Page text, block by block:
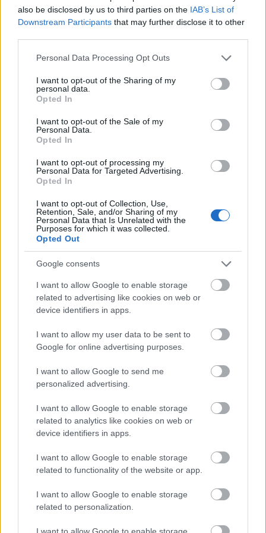
also be disclosed by us to third parties on the IAB’s List of
Downstream Participants that may further disclose it to other
Please note that this website/app uses one or more Google
not limited to your visit or usage behaviour. You may click to
grant or deny consent to Google and its third-party tags to
use your data for below specified purposes in below Google
consent section.
Personal Data Processing Opt Outs
I want to opt-out of the Sharing of my
personal data.
Opted In
I want to opt-out of the Sale of my
Personal Data.
Opted In
I want to opt-out of processing my
Personal Data for Targeted Advertising.
Opted In
I want to opt-out of Collection, Use,
Retention, Sale, and/or Sharing of my
Personal Data that Is Unrelated with the
Purposes for which it was collected.
Opted Out
Google consents
I want to allow Google to enable storage
related to advertising like cookies on web or
device identifiers in apps.
I want to allow my user data to be sent to
Google for online advertising purposes.
I want to allow Google to send me
personalized advertising.
I want to allow Google to enable storage
related to analytics like cookies on web or
device identifiers in apps.
I want to allow Google to enable storage
related to functionality of the website or app.
I want to allow Google to enable storage
related to personalization.
I want to allow Google to enable storage
Vezi și
Ce fel de femeie ești în funcție de zodie
fel de mireasă vei fi în 2024 în funcție
de zodie
Ce fel de Barbie ești în funcție de zodie
Buchetul liliachiu
Culoarea mov este o alegere nonconformista
pentru o mireasa, iar tu vei fi exact asa:
extraordinara in ziua nuntii. Nu ar fi exlcus ca in
nuanta decat alba, doar pentru a-i surprinde pe cei
din jur. Iti place sa epatezi, iar asta se va vedea in
Buchetul de bujori
castiga inclusiv in ziua nuntii, cand vei purta o
rochie mirifica, plina de volane, voaluri, desprinsa
parca din romanele de dragoste ale lui Jane Austen
sau Emily Bronte. Vei pluti pana in fata altarului si
vei fi cea mai calma si frumoasa mireasa.
Urmatorul articol
Testul care iti spune in cat timp te vei
casatori